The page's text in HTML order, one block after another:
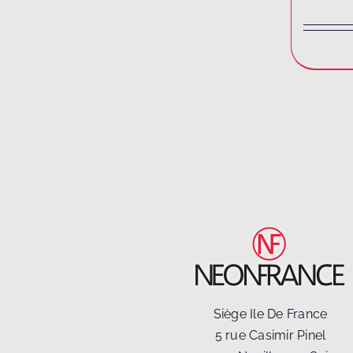
Siège Ile De France
5 rue Casimir Pinel